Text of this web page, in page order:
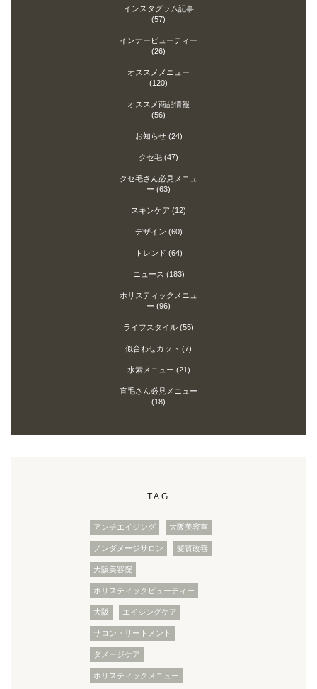
インスタグラム記事
(57)
インナービューティー
(26)
オススメメニュー
(120)
オススメ商品情報
(56)
お知らせ(24)
クセ毛 (47)
クセ毛さん必見メニュ
ー (63)
スキンケア (12)
デザイン (60)
トレンド (64)
ニュース (183)
ホリスティックメニュ
ー (96)
ライフスタイル (55)
似合わせカット (7)
水素メニュー (21)
直毛さん必見メニュー
(18)
TAG
アンチエイジング 大阪美容室
ノンダメージサロン 髪質改善
大阪美容院
ホリスティックビューティー
大阪 エイジングケア
サロントリートメント
ダメージケア
ホリスティックメニュー